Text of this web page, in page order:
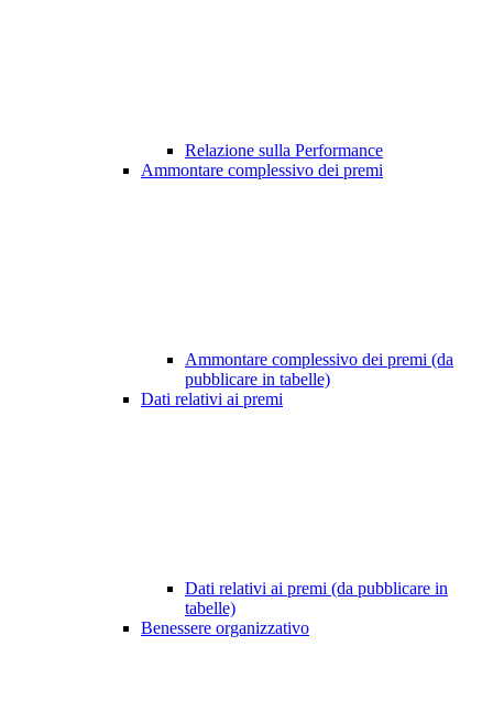
Relazione sulla Performance
Ammontare complessivo dei premi
Ammontare complessivo dei premi (da
pubblicare in tabelle)
Dati relativi ai premi
Dati relativi ai premi (da pubblicare in
tabelle)
Benessere organizzativo